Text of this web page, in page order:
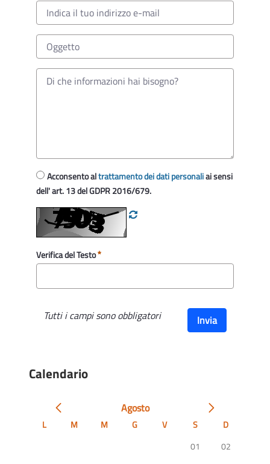
Acconsento altrattamento dei dati personaliai sensi
dell' art. 13 del GDPR 2016/679.
Verifica del Testo
Tutti i campi sono obbligatori Invia
Calendario
Agosto
L M M G V S
D
01
02